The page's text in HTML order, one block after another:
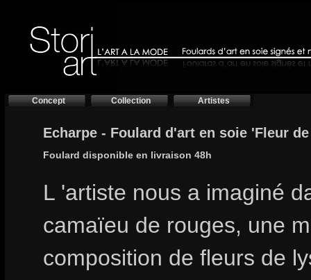
Concept Collection Artistes
Echarpe - Foulard d'art en soie 'Fleur
Foulard disponible en livraison 48h
L 'artiste nous a imaginé
camaïeu de rouges, une
composition de fleurs de